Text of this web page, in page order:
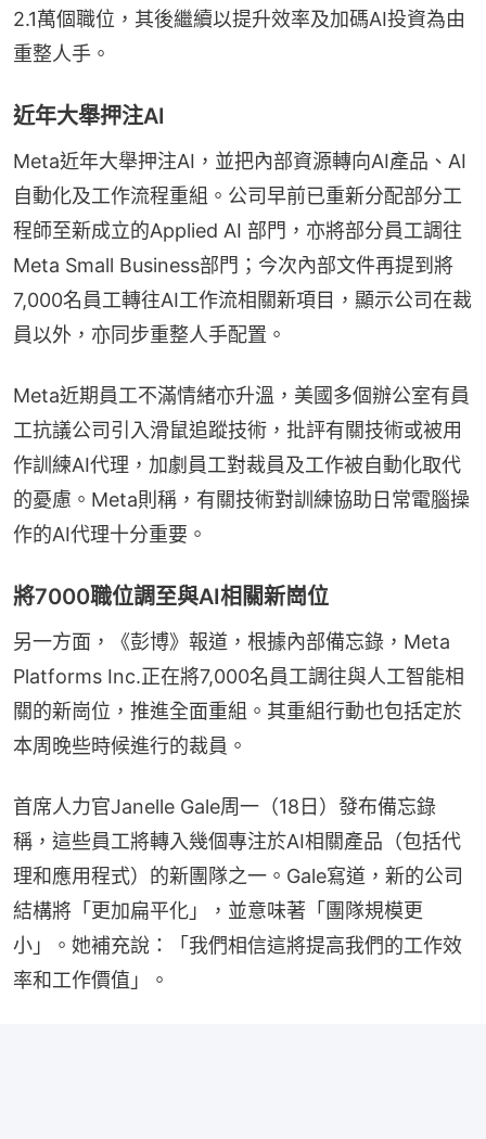
2.1萬個職位，其後繼續以提升效率及加碼AI投資為由
重整人手。
近年大舉押注AI
Meta近年大舉押注AI，並把內部資源轉向AI產品、AI
自動化及工作流程重組。公司早前已重新分配部分工
程師至新成立的Applied AI 部門，亦將部分員工調往
Meta Small Business部門；今次內部文件再提到將
7,000名員工轉往AI工作流相關新項目，顯示公司在裁
員以外，亦同步重整人手配置。
Meta近期員工不滿情緒亦升溫，美國多個辦公室有員
工抗議公司引入滑鼠追蹤技術，批評有關技術或被用
作訓練AI代理，加劇員工對裁員及工作被自動化取代
的憂慮。Meta則稱，有關技術對訓練協助日常電腦操
作的AI代理十分重要。
將7000職位調至與AI相關新崗位
另一方面，《彭博》報道，根據內部備忘錄，Meta
Platforms Inc.正在將7,000名員工調往與人工智能相
關的新崗位，推進全面重組。其重組行動也包括定於
本周晚些時候進行的裁員。
首席人力官Janelle Gale周一（18日）發布備忘錄
稱，這些員工將轉入幾個專注於AI相關產品（包括代
理和應用程式）的新團隊之一。Gale寫道，新的公司
結構將「更加扁平化」，並意味著「團隊規模更
小」。她補充說：「我們相信這將提高我們的工作效
率和工作價值」。